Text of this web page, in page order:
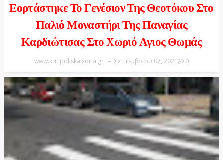
Εορτάστηκε Το Γενέσιον Της Θεοτόκου Στο
Παλιό Μοναστήρι Της Παναγίας
Καρδιώτισας Στο Χωριό Αγιος Θωμάς
www.kritipoliskaixoria.gr Σεπτεμβρίου 07, 2021 0